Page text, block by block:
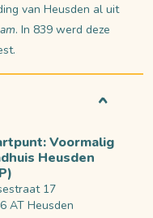
van Heusden al uit
. In 839 werd deze
Voormalig
Heusden
17
AT Heusden